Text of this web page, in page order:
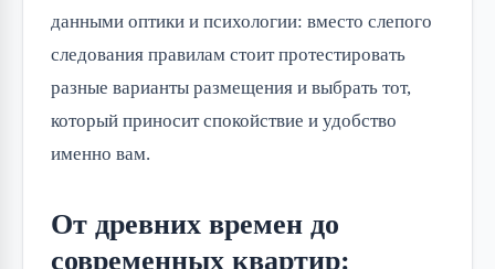
данными оптики и психологии: вместо слепого
следования правилам стоит протестировать
разные варианты размещения и выбрать тот,
который приносит спокойствие и удобство
именно вам.
От древних времен до
современных квартир: